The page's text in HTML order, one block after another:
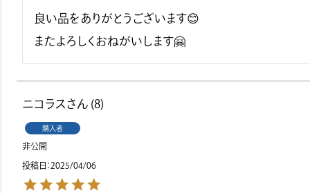
良い品をありがとうございます😊
またよろしくおねがいします🤗
ニコラス 8
購入者
非公開
投稿日 2025/04/06